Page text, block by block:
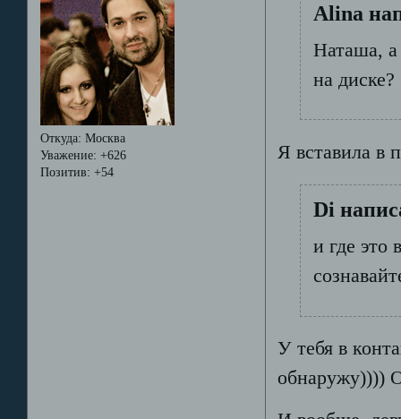
Откуда: Москва
Уважение: +626
Позитив: +54
Alina
Наташа, а
на диске?
Я вставила в
Di
и где это
У тебя в
обнаружу))))